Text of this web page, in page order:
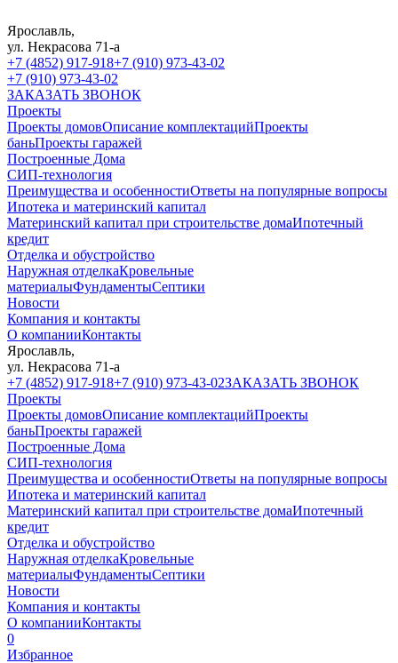
Ярославль,
ул. Некрасова 71-а
+7 (4852) 917-918+7 (910) 973-43-02
+7 (910) 973-43-02
ЗАКАЗАТЬ ЗВОНОК
Проекты
Проекты домовОписание комплектацийПроекты
баньПроекты гаражей
Построенные Дома
СИП-технология
Преимущества и особенностиОтветы на популярные вопросы
Ипотека и материнский капитал
Материнский капитал при строительстве домаИпотечный
кредит
Отделка и обустройство
Наружная отделкаКровельные
материалыФундаментыСептики
Новости
Компания и контакты
О компанииКонтакты
Ярославль,
ул. Некрасова 71-а
+7 (4852) 917-918+7 (910) 973-43-02ЗАКАЗАТЬ ЗВОНОК
Проекты
Проекты домовОписание комплектацийПроекты
баньПроекты гаражей
Построенные Дома
СИП-технология
Преимущества и особенностиОтветы на популярные вопросы
Ипотека и материнский капитал
Материнский капитал при строительстве домаИпотечный
кредит
Отделка и обустройство
Наружная отделкаКровельные
материалыФундаментыСептики
Новости
Компания и контакты
О компанииКонтакты
0
Избранное